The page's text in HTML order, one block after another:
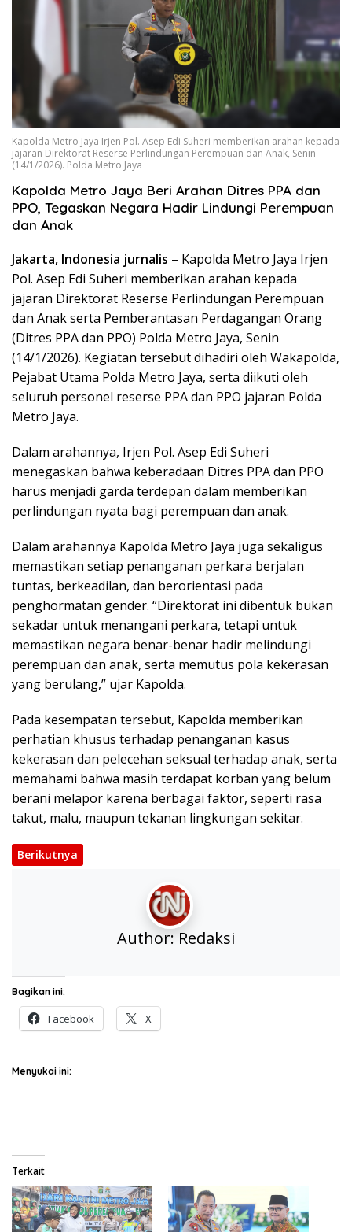
Kapolda Metro Jaya Irjen Pol. Asep Edi Suheri memberikan arahan kepada
jajaran Direktorat Reserse Perlindungan Perempuan dan Anak, Senin
(14/1/2026). Polda Metro Jaya
Kapolda Metro Jaya Beri Arahan Ditres PPA dan
PPO, Tegaskan Negara Hadir Lindungi Perempuan
dan Anak
Jakarta, Indonesia jurnalis – Kapolda Metro Jaya Irjen
Pol. Asep Edi Suheri memberikan arahan kepada
jajaran Direktorat Reserse Perlindungan Perempuan
dan Anak serta Pemberantasan Perdagangan Orang
(Ditres PPA dan PPO) Polda Metro Jaya, Senin
(14/1/2026). Kegiatan tersebut dihadiri oleh Wakapolda,
Pejabat Utama Polda Metro Jaya, serta diikuti oleh
seluruh personel reserse PPA dan PPO jajaran Polda
Metro Jaya.
Dalam arahannya, Irjen Pol. Asep Edi Suheri
menegaskan bahwa keberadaan Ditres PPA dan PPO
harus menjadi garda terdepan dalam memberikan
perlindungan nyata bagi perempuan dan anak.
Dalam arahannya Kapolda Metro Jaya juga sekaligus
memastikan setiap penanganan perkara berjalan
tuntas, berkeadilan, dan berorientasi pada
penghormatan gender. “Direktorat ini dibentuk bukan
sekadar untuk menangani perkara, tetapi untuk
memastikan negara benar-benar hadir melindungi
perempuan dan anak, serta memutus pola kekerasan
yang berulang,” ujar Kapolda.
Pada kesempatan tersebut, Kapolda memberikan
perhatian khusus terhadap penanganan kasus
kekerasan dan pelecehan seksual terhadap anak, serta
memahami bahwa masih terdapat korban yang belum
berani melapor karena berbagai faktor, seperti rasa
takut, malu, maupun tekanan lingkungan sekitar.
Berikutnya
Author:Redaksi
Bagikan ini:
Facebook X
Menyukai ini:
Terkait